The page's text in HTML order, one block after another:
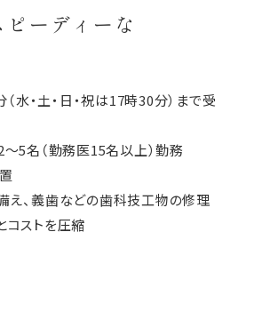
ーディーな
水・土・日・祝は17時30分）まで受
5名（勤務医15名以上）勤務
え、義歯などの歯科技工物の修理
コストを圧縮